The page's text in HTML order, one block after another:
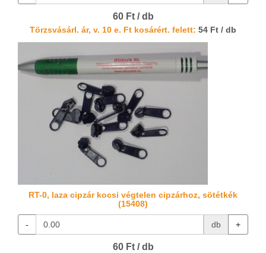
60 Ft / db
Törzsvásárl. ár, v. 10 e. Ft kosárért. felett: 54 Ft / db
RT-0, laza cipzár kocsi végtelen cipzárhoz, sötétkék
(15408)
- db +
60 Ft / db